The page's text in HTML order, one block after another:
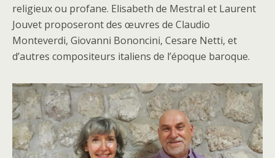
religieux ou profane. Elisabeth de Mestral et Laurent
Jouvet proposeront des œuvres de Claudio
Monteverdi, Giovanni Bononcini, Cesare Netti, et
d’autres compositeurs italiens de l’époque baroque.